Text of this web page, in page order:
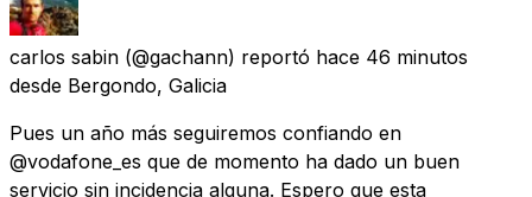
carlos sabin (@gachann) reportó hace 46 minutos
desde Bergondo, Galicia
Pues un año más seguiremos confiando en
@vodafone_es que de momento ha dado un buen
servicio sin incidencia alguna. Espero que esta